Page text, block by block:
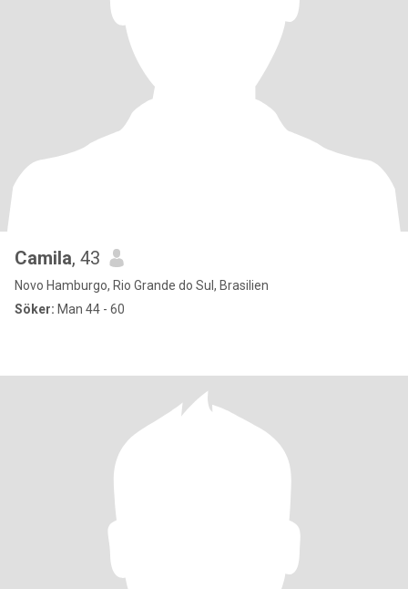
Camila, 43
Novo Hamburgo, Rio Grande do Sul, Brasilien
Söker: Man 44 - 60